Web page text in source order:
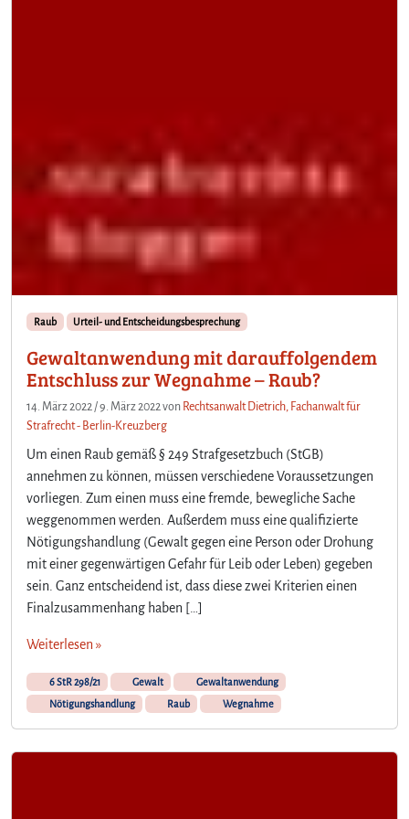
Raub Urteil- und Entscheidungsbesprechung
Gewaltanwendung mit darauffolgendem
Entschluss zur Wegnahme – Raub?
14. März 2022 /9. März 2022von Rechtsanwalt Dietrich, Fachanwalt für
Strafrecht - Berlin-Kreuzberg
Um einen Raub gemäß § 249 Strafgesetzbuch (StGB)
annehmen zu können, müssen verschiedene Voraussetzungen
vorliegen. Zum einen muss eine fremde, bewegliche Sache
weggenommen werden. Außerdem muss eine qualifizierte
Nötigungshandlung (Gewalt gegen eine Person oder Drohung
mit einer gegenwärtigen Gefahr für Leib oder Leben) gegeben
sein. Ganz entscheidend ist, dass diese zwei Kriterien einen
Finalzusammenhang haben […]
Weiterlesen »
6 StR 298/21 Gewalt
Gewaltanwendung
Nötigungshandlung
Raub Wegnahme